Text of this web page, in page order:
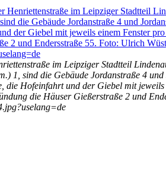
im Leipziger Stadtteil
1, sind die Gebäude Jordanstraße 4
Hofeinfahrt und der Giebel mit
die Häuser Gießerstraße 2 und